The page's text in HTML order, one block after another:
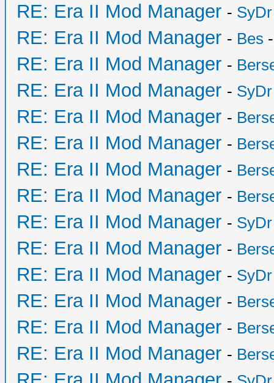
RE: Era II Mod Manager - SyDr
RE: Era II Mod Manager - Bes
RE: Era II Mod Manager -
RE: Era II Mod Manager - SyDr
RE: Era II Mod Manager -
RE: Era II Mod Manager -
RE: Era II Mod Manager -
RE: Era II Mod Manager -
RE: Era II Mod Manager - SyDr
RE: Era II Mod Manager -
RE: Era II Mod Manager - SyDr
RE: Era II Mod Manager -
RE: Era II Mod Manager -
RE: Era II Mod Manager -